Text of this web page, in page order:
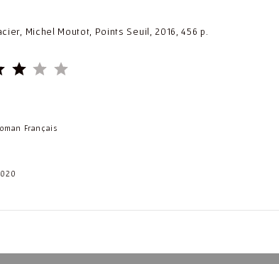
Michel Moutot, Points Seuil, 2016, 456 p.
Français